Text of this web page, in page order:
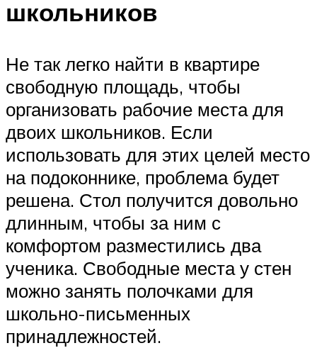
школьников
Не так легко найти в квартире
свободную площадь, чтобы
организовать рабочие места для
двоих школьников. Если
использовать для этих целей место
на подоконнике, проблема будет
решена. Стол получится довольно
длинным, чтобы за ним с
комфортом разместились два
ученика. Свободные места у стен
можно занять полочками для
школьно-письменных
принадлежностей.